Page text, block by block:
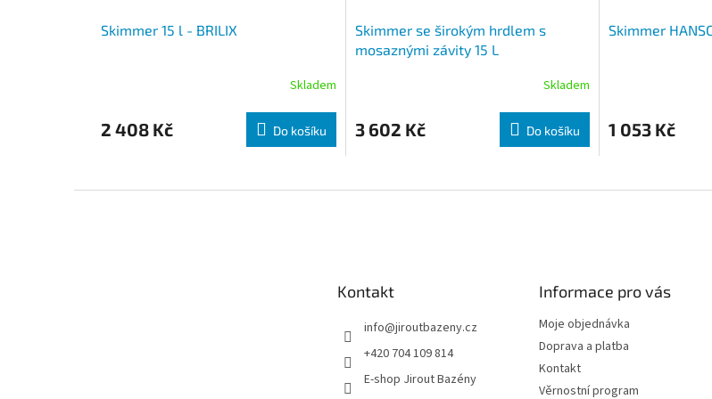
Skimmer 15 l - BRILIX
Skladem
2 408 Kč Do košíku
Skimmer se širokým hrdlem s
mosaznými závity 15 L
Skladem
3 602 Kč Do košíku
Skimmer
1 053 Kč
Kontakt
info@jiroutbazeny.cz
+420 704 109 814
E-shop Jirout Bazény
Informace pro vás
Moje objednávka
Doprava a platba
Kontakt
Věrnostní program